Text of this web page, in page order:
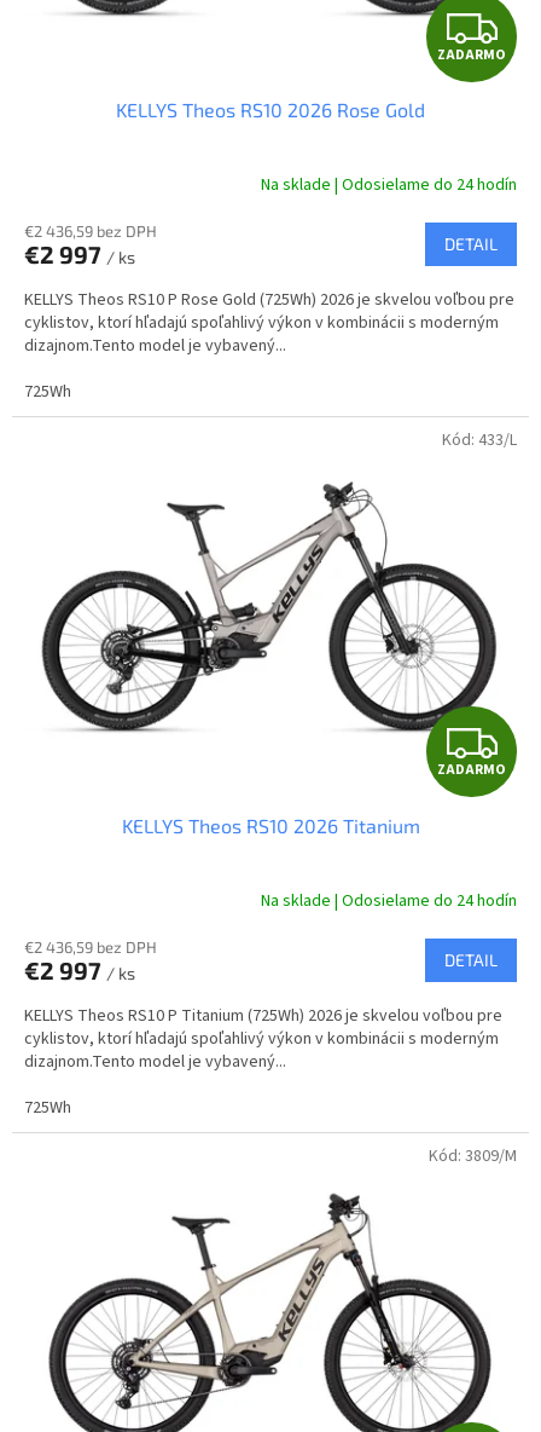
Z
A
A
R
M
O
ZADARMO
KELLYS Theos RS10 2026 Rose Gold
Na sklade | Odosielame do 24 hodín
€2 436,59 bez DPH
€2 997 / ks
DETAIL
KELLYS Theos RS10 P Rose Gold (725Wh) 2026 je skvelou voľbou pre
cyklistov, ktorí hľadajú spoľahlivý výkon v kombinácii s moderným
dizajnom.Tento model je vybavený...
725Wh
Z
A
A
R
M
O
ZADARMO
KELLYS Theos RS10 2026 Titanium
Na sklade | Odosielame do 24 hodín
€2 436,59 bez DPH
€2 997 / ks
DETAIL
KELLYS Theos RS10 P Titanium (725Wh) 2026 je skvelou voľbou pre
cyklistov, ktorí hľadajú spoľahlivý výkon v kombinácii s moderným
dizajnom.Tento model je vybavený...
725Wh
Kód: 433/L
Kód: 3809/M